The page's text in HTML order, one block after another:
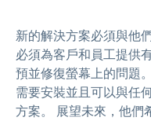
新的解決方案必須與他
必須為客戶和員工提供
預並修復螢幕上的問題
需要安裝並且可以與任
方案。 展望未來，他們